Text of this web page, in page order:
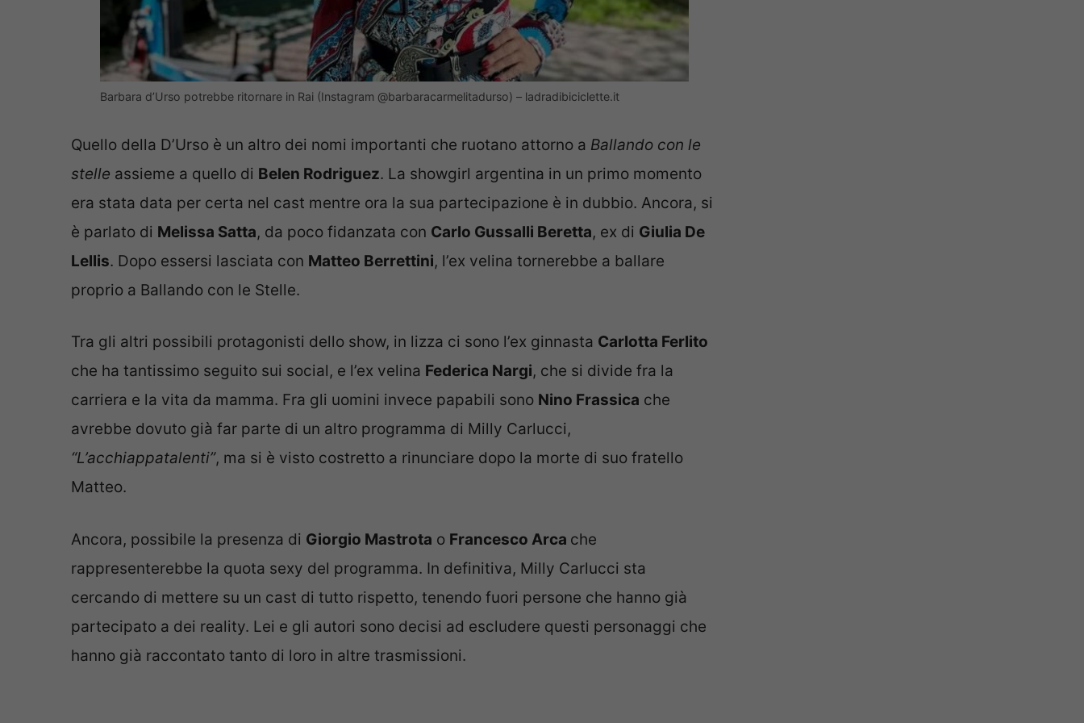
Barbara d’Urso potrebbe ritornare in Rai (Instagram @barbaracarmelitadurso) – ladradibiciclette.it
Quello della D’Urso è un altro dei nomi importanti che ruotano attorno a Ballando con le
stelle assieme a quello di Belen Rodriguez. La showgirl argentina in un primo momento
era stata data per certa nel cast mentre ora la sua partecipazione è in dubbio. Ancora, si
è parlato di Melissa Satta, da poco fidanzata con Carlo Gussalli Beretta, ex di Giulia De
Lellis. Dopo essersi lasciata con Matteo Berrettini, l’ex velina tornerebbe a ballare
proprio a Ballando con le Stelle.
Tra gli altri possibili protagonisti dello show, in lizza ci sono l’ex ginnasta Carlotta Ferlito
che ha tantissimo seguito sui social, e l’ex velina Federica Nargi, che si divide fra la
carriera e la vita da mamma. Fra gli uomini invece papabili sono Nino Frassica che
avrebbe dovuto già far parte di un altro programma di Milly Carlucci,
“L’acchiappatalenti”, ma si è visto costretto a rinunciare dopo la morte di suo fratello
Matteo.
Ancora, possibile la presenza di Giorgio Mastrota o Francesco Arca che
rappresenterebbe la quota sexy del programma. In definitiva, Milly Carlucci sta
cercando di mettere su un cast di tutto rispetto, tenendo fuori persone che hanno già
partecipato a dei reality. Lei e gli autori sono decisi ad escludere questi personaggi che
hanno già raccontato tanto di loro in altre trasmissioni.